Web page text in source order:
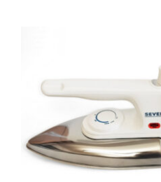
Bügeleisen –